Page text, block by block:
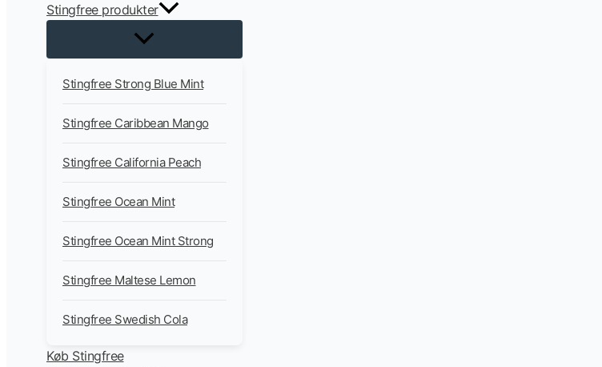
Stingfree produkter
Stingfree Strong Blue Mint
Stingfree Caribbean Mango
Stingfree California Peach
Stingfree Ocean Mint
Stingfree Ocean Mint Strong
Stingfree Maltese Lemon
Stingfree Swedish Cola
Køb Stingfree